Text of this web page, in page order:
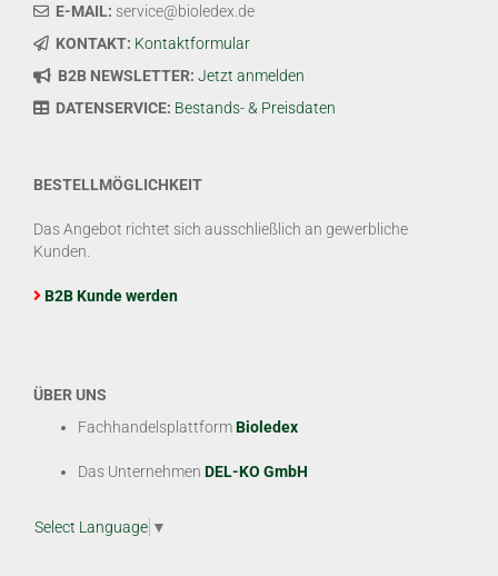
E-MAIL: service@bioledex.de
KONTAKT: Kontaktformular
B2B NEWSLETTER: Jetzt anmelden
DATENSERVICE: Bestands- & Preisdaten
BESTELLMÖGLICHKEIT
Das Angebot richtet sich ausschließlich an gewerbliche
Kunden.
B2B Kunde werden
ÜBER UNS
FachhandelsplattformBioledex
Das Unternehmen DEL-KO GmbH
Select Language ▼